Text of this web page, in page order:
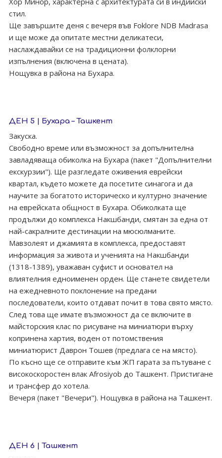
стил.
Ще завършите деня с вечеря във Foklore NDB Madrasa
и ще може да опитате местни деликатеси,
наслаждавайки се на традиционни фолклорни
изпълнения (включена в цената).
Нощувка в района на Бухара.
ДЕН 5 | Бухара – Ташкент
Закуска.
Свободно време или възможност за допълнителна
завладяваща обиколка на Бухара (пакет "Допълнителни
екскурзии"). Ще разгледате оживения еврейски
квартал, където можете да посетите синагога и да
научите за богатото историческо и културно значение
на еврейската общност в Бухара. Обиколката ще
продължи до комплекса Накшбанди, смятан за една от
най-сакралните дестинации на мюсюлманите.
Мавзолеят и джамията в комплекса, предоставят
информация за живота и ученията на Накшбанди
(1318-1389), уважаван суфист и основател на
влиятелния едноименен орден. Ще станете свидетели
на ежедневното поклонение на предани
последователи, които отдават почит в това свято място.
След това ще имате възможност да се включите в
майсторския клас по рисуване на миниатюри върху
копринена хартия, воден от потомствения
миниатюрист Даврон Тошев (предлага се на място).
По късно ще се отправите към ЖП гарата за пътуване с
високоскоростен влак Afrosiyob до Ташкент. Пристигане
и трансфер до хотела.
Вечеря (пакет "Вечери"). Нощувка в района на Ташкент.
ДЕН 6 | Ташкент